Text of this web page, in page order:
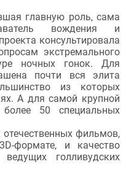
главную роль, сама
вождения и
консультировала
экстремального
ночных гонок. Для
почти вся элита
из которых
А для самой крупной
50 специальных
фильмов,
формате, и качество
голливудских